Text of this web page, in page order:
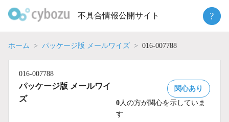
不具合情報公開サイト ?
ホーム パッケージ版 メールワイズ 016-007788
016-007788
パッケージ版 メールワイ
ズ
関心あり
0 人の方が関心を示していま
す